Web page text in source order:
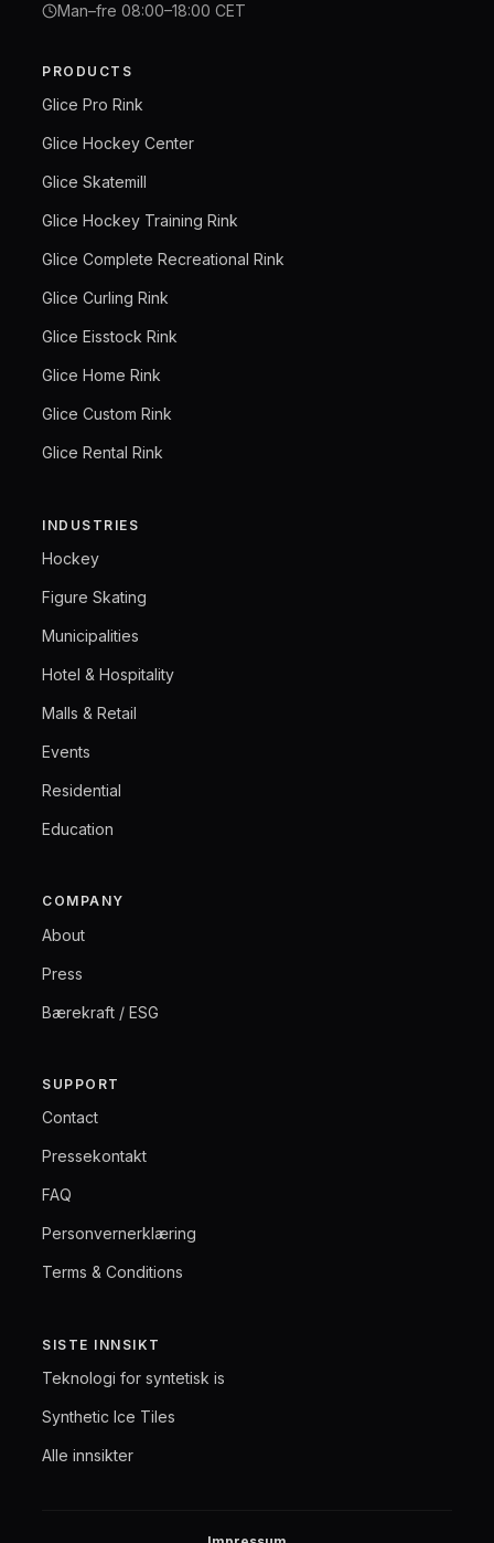
Man–fre 08:00–18:00 CET
PRODUCTS
Glice Pro Rink
Glice Hockey Center
Glice Skatemill
Glice Hockey Training Rink
Glice Complete Recreational Rink
Glice Curling Rink
Glice Eisstock Rink
Glice Home Rink
Glice Custom Rink
Glice Rental Rink
INDUSTRIES
Hockey
Figure Skating
Municipalities
Hotel & Hospitality
Malls & Retail
Events
Residential
Education
COMPANY
About
Press
Bærekraft / ESG
SUPPORT
Contact
Pressekontakt
FAQ
Personvernerklæring
Terms & Conditions
SISTE INNSIKT
Teknologi for syntetisk is
Synthetic Ice Tiles
Alle innsikter